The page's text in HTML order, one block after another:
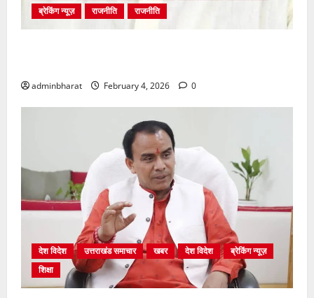
ब्रेकिंग न्यूज़
राजनीति राजनीति
adminbharat February 4, 2026 0
देश विदेश उत्तराखंड समाचार खबर देश विदेश
ब्रेकिंग न्यूज़
शिक्षा